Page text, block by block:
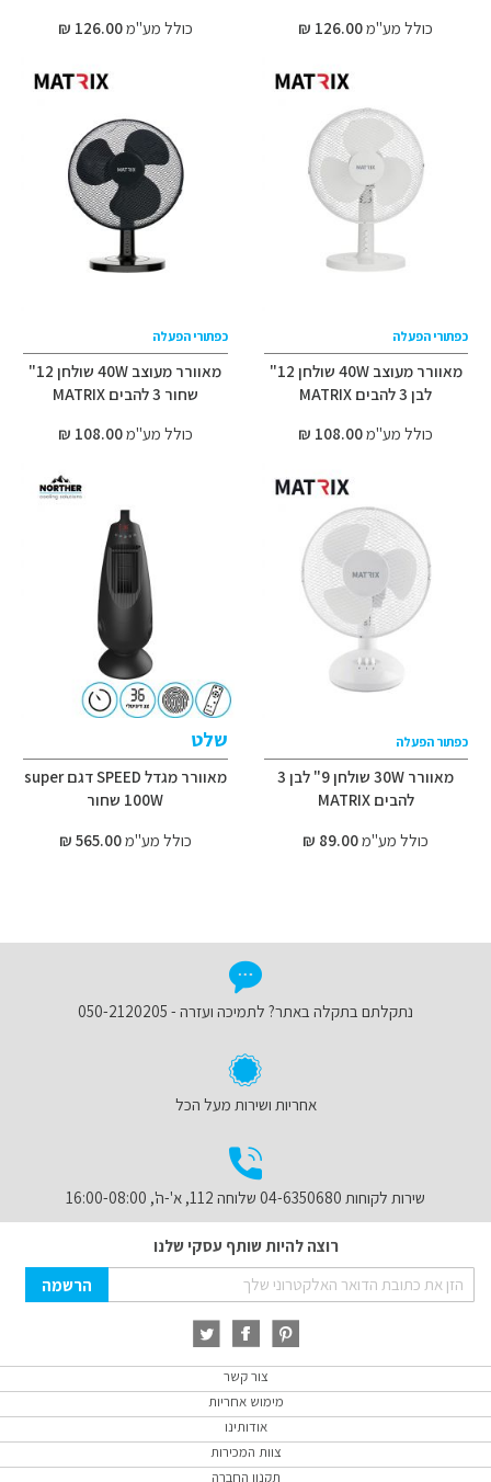
כולל מע"מ126.00 ₪
כולל מע"מ126.00 ₪
כפתורי הפעלה
מאוורר מעוצב 40W שולחן 12"
לבן 3 להבים MATRIX
כולל מע"מ108.00 ₪
כפתורי הפעלה
מאוורר מעוצב 40W שולחן 12"
שחור 3 להבים MATRIX
כולל מע"מ108.00 ₪
כפתור הפעלה
מאוורר 30W שולחן 9" לבן 3
להבים MATRIX
כולל מע"מ89.00 ₪
שלט
מאוורר מגדל SPEED דגם super
100W שחור
כולל מע"מ565.00 ₪
נתקלתם בתקלה באתר? לתמיכה ועזרה - 050-2120205
אחריות ושירות מעל הכל
שירות לקוחות 04-6350680 שלוחה 112, א'-ה', 16:00-08:00
רוצה להיות שותף עסקי שלנו
Sign
Up
Newsletter:
הרשמה
צור קשר
מימוש אחריות
אודותינו
צוות המכירות
תקנון החברה